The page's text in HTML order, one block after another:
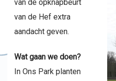
van de opknapbeurt
van de Hef extra
aandacht geven.
Wat gaan we doen?
In Ons Park planten